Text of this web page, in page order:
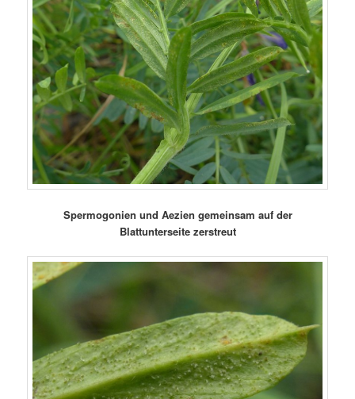
Spermogonien und Aezien gemeinsam auf der
Blattunterseite zerstreut